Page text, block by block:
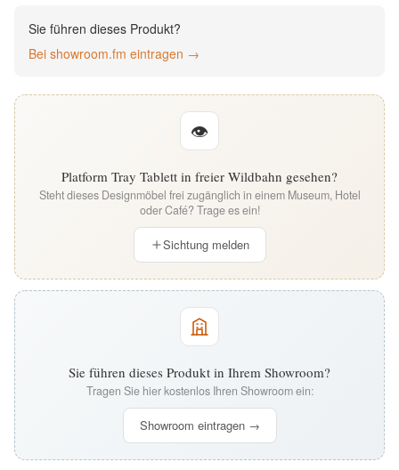
Deutsch
Sie führen dieses Produkt?
Bei showroom.fm eintragen →
👁
Platform Tray Tablett in freier Wildbahn gesehen?
Steht dieses Designmöbel frei zugänglich in einem Museum, Hotel
oder Café? Trage es ein!
Sichtung melden
Sie führen dieses Produkt in Ihrem Showroom?
Tragen Sie hier kostenlos Ihren Showroom ein:
Showroom eintragen →